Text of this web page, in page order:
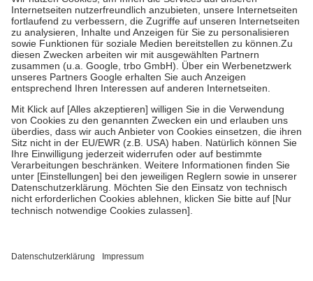
Kosten der Leistung zu entrichten.
Diese Regeln gelten grundsätzlich auch für Online-Apotheken.
Bei Heilmitteln und häuslicher Krankenpflege beträgt die
Zuzahlung zehn Prozent der Kosten sowie zehn Euro je
Verordnung.
Um das Engagement der Versicherten für ihre eigene Gesundheit zu
stärken und die besondere Stellung der Familie zu unterstützen,
fallenkeine Zuzahlungenan bei:
• Kindern und Jugendlichen bis zum vollendeten 18. Lebensjahr
mit Ausnahme der Fahrkosten
• Untersuchungen zur Vorsorge und Früherkennung, die von der
GKV getragen werden
• empfohlenen Schutzimpfungen
• Harn- und Blutteststreifen
getroffen, um sicherzustellen, dass es sich um echte Bewertungen